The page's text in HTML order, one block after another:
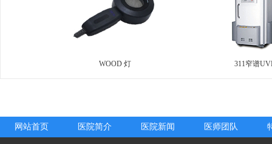
WOOD 灯 311窄谱
网站首页 医院简介 医院新闻 医师团队